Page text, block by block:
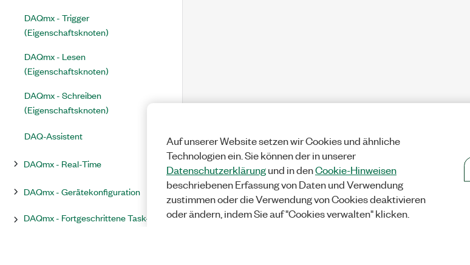
DAQmx - Trigger
(Eigenschaftsknoten)
DAQmx - Lesen
(Eigenschaftsknoten)
DAQmx - Schreiben
(Eigenschaftsknoten)
DAQ-Assistent
DAQmx - Real-Time
DAQmx - Gerätekonfiguration
DAQmx - Fortgeschrittene Task-
Auf unserer Website setzen wir Cookies und ähnliche
Technologien ein. Sie können der in unserer
Datenschutzerklärungund in denCookie-Hinweisen
beschriebenen Erfassung von Daten und Verwendung
zustimmen oder die Verwendung von Cookies deaktivieren
oder ändern, indem Sie auf "Cookies verwalten" klicken.